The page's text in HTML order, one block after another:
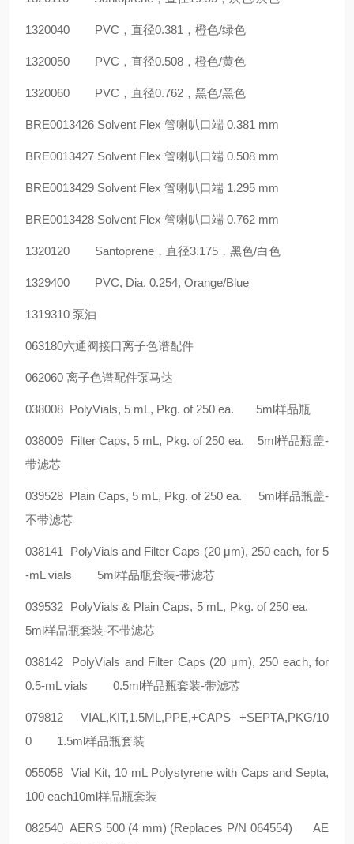
1320040 PVC ，直径0.381 ，橙色/绿色
1320050 PVC ，直径0.508 ，橙色/黄色
1320060 PVC ，直径0.762 ，黑色/黑色
BRE0013426 Solvent Flex 管喇叭口端 0.381 mm
BRE0013427 Solvent Flex 管喇叭口端 0.508 mm
BRE0013429 Solvent Flex 管喇叭口端 1.295 mm
BRE0013428 Solvent Flex 管喇叭口端 0.762 mm
1320120 Santoprene ，直径3.175 ，黑色/白色
1329400 PVC, Dia. 0.254, Orange/Blue
1319310 泵油
063180六通阀接口离子色谱配件
062060 离子色谱配件泵马达
038008 PolyVials, 5 mL, Pkg. of 250 ea. 5ml样品瓶
038009 Filter Caps, 5 mL, Pkg. of 250 ea. 5ml样品瓶盖-
带滤芯
039528 Plain Caps, 5 mL, Pkg. of 250 ea. 5ml样品瓶盖-
不带滤芯
038141 PolyVials and Filter Caps (20 μm), 250 each, for 5
-mL vials
5ml样品瓶套装-带滤芯
039532 PolyVials & Plain Caps, 5 mL, Pkg. of 250 ea.
5ml样品瓶套装-不带滤芯
038142 PolyVials and Filter Caps (20 μm), 250 each, for
0.5-mL vials
0.5ml样品瓶套装-带滤芯
079812
VIAL,KIT,1.5ML,PPE,+CAPS +SEPTA,PKG/10
0
1.5ml样品瓶套装
055058 Vial Kit, 10 mL Polystyrene with Caps and Septa,
100 each10ml样品瓶套装
082540 AERS 500 (4 mm) (Replaces P/N 064554)
AE